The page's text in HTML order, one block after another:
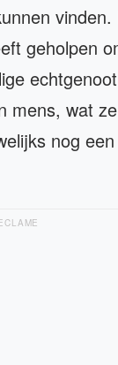
geholpen
mens, wat
nog